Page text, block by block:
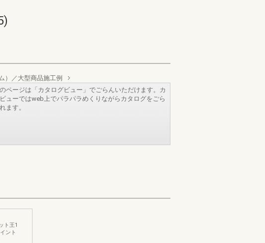
）／大型商品施工例
ページは「カタログビュー」でごらんいただけます。カ
ューではweb上でパラパラめくりながらカタログをごら
ます。
ト王1
ント